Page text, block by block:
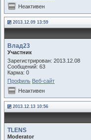
Неактивен
2013.12.09 13:59
Влад23
Участник
Зарегистрирован: 2013.12.08
Сообщений: 63
Карма: 0
Профиль Веб-сайт
Неактивен
2013.12.13 10:56
TLENS
Moderator